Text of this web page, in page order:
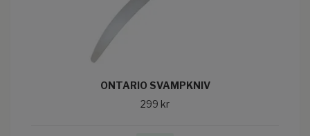
ONTARIO SVAMPKNIV
299 kr